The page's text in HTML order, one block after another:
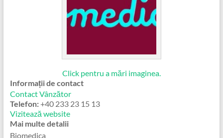
Click pentru a mări imaginea.
Informații de contact
Contact Vânzător
Telefon:+40 233 23 15 13
Vizitează website
Mai multe detalii
Biomedica